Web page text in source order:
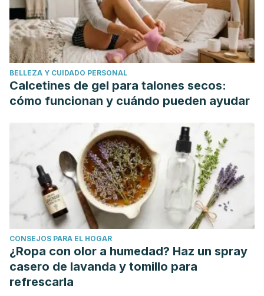
(2017). Incidencia del duelo en la ruptura amorosa en
estudiantes universitarios en un Centro de Crisis,
Emergencias y Atención al Suicidio (CREAS).
Journal of
Behavior, Health & Social Issues,9(2), 27-35.
https://www.sciencedirect.com/science/article/pii/
BELLEZA Y CUIDADO PERSONAL
Calcetines de gel para talones secos:
cómo funcionan y cuándo pueden ayudar
CONSEJOS PARA EL HOGAR
¿Ropa con olor a humedad? Haz un spray
casero de lavanda y tomillo para
refrescarla